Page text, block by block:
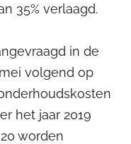
35% verlaagd.
in de
volgend op
het jaar 2019
worden